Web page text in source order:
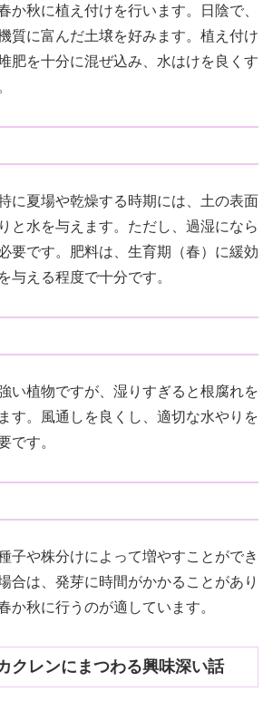
か秋に植え付けを行います。日陰で、
質に富んだ土壌を好みます。植え付け
肥を十分に混ぜ込み、水はけを良くす
に夏場や乾燥する時期には、土の表面
と水を与えます。ただし、過湿になら
要です。肥料は、生育期（春）に緩効
与える程度で十分です。
い植物ですが、湿りすぎると根腐れを
す。風通しを良くし、適切な水やりを
です。
子や株分けによって増やすことができ
合は、発芽に時間がかかることがあり
か秋に行うのが適しています。
クレンにまつわる興味深い話